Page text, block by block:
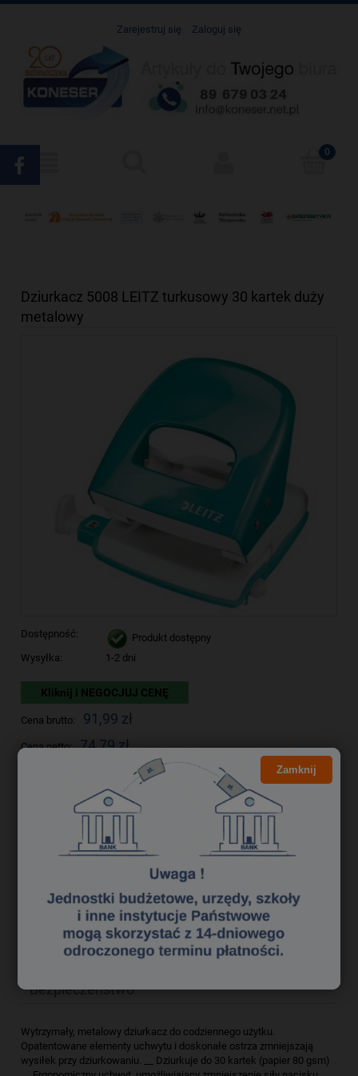
Zarejestruj się Zaloguj się
Dziurkacz 5008 LEITZ turkusowy 30 kartek duży
metalowy
Dostępność:
Produkt dostępny
Wysyłka:
1-2 dni
Kliknij i NEGOCJUJ CENĘ
Cena brutto: 91,99 zł
Cena netto: 74,79 zł
do koszyka
dodaj do przechowalni
Kod produktu:
dzk2690187
poleć znajomemu
Bezpieczeństwo
Wytrzymały, metalowy dziurkacz do codziennego użytku.
Opatentowane elementy uchwytu i doskonałe ostrza zmniejszają
wysiłek przy dziurkowaniu. __ Dziurkuje do 30 kartek (papier 80 gsm)
Zamknij